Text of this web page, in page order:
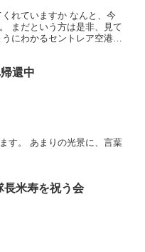
れていますか なんと、今
まだという方は是非、見て
にわかるセントレア空港の
還中
す。 あまりの光景に、言葉
長米寿を祝う会